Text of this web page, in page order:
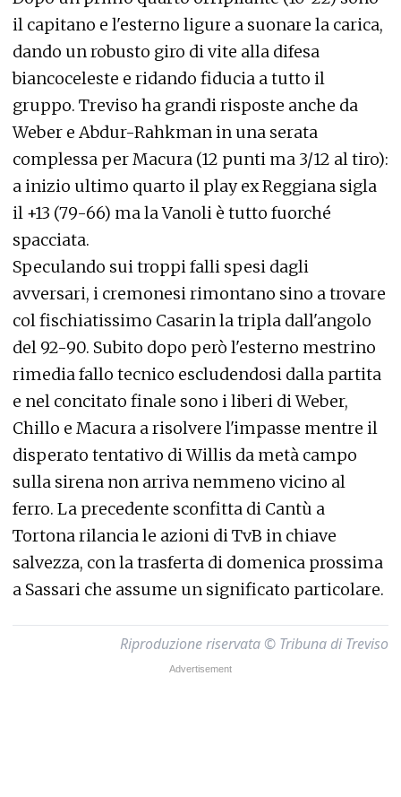
il capitano e l'esterno ligure a suonare la carica,
dando un robusto giro di vite alla difesa
biancoceleste e ridando fiducia a tutto il
gruppo. Treviso ha grandi risposte anche da
Weber e Abdur-Rahkman in una serata
complessa per Macura (12 punti ma 3/12 al tiro):
a inizio ultimo quarto il play ex Reggiana sigla
il +13 (79-66) ma la Vanoli è tutto fuorché
spacciata.
Speculando sui troppi falli spesi dagli
avversari, i cremonesi rimontano sino a trovare
col fischiatissimo Casarin la tripla dall'angolo
del 92-90. Subito dopo però l'esterno mestrino
rimedia fallo tecnico escludendosi dalla partita
e nel concitato finale sono i liberi di Weber,
Chillo e Macura a risolvere l'impasse mentre il
disperato tentativo di Willis da metà campo
sulla sirena non arriva nemmeno vicino al
ferro. La precedente sconfitta di Cantù a
Tortona rilancia le azioni di TvB in chiave
salvezza, con la trasferta di domenica prossima
a Sassari che assume un significato particolare.
Riproduzione riservata © Tribuna di Treviso